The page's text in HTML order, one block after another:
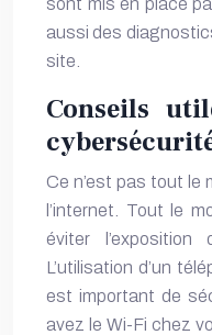
sont mis en place
aussi des
site.
Conseils
Ce n’est pas tout le
l’internet. Tout le
éviter
L’utilisation d’un
est important de
avez le Wi-Fi chez